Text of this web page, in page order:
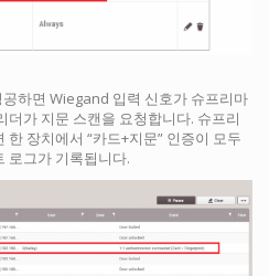
하면 Wiegand 입력 신호가 슈프리마
더가 지문 스캔을 요청합니다. 슈프리
장치에서 “카드+지문” 인증이 모두
로그가 기록됩니다.